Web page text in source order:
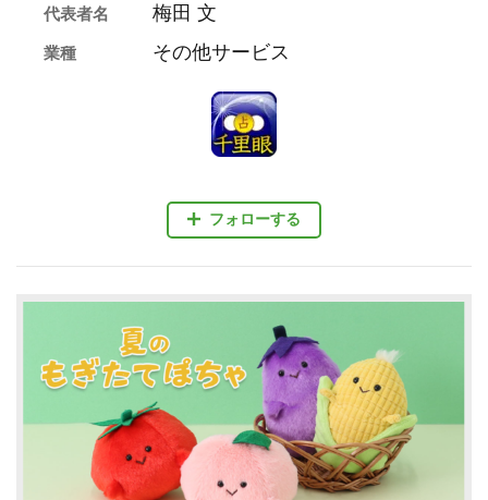
フォローする
代表者名 梅田 文
業種 その他サービス